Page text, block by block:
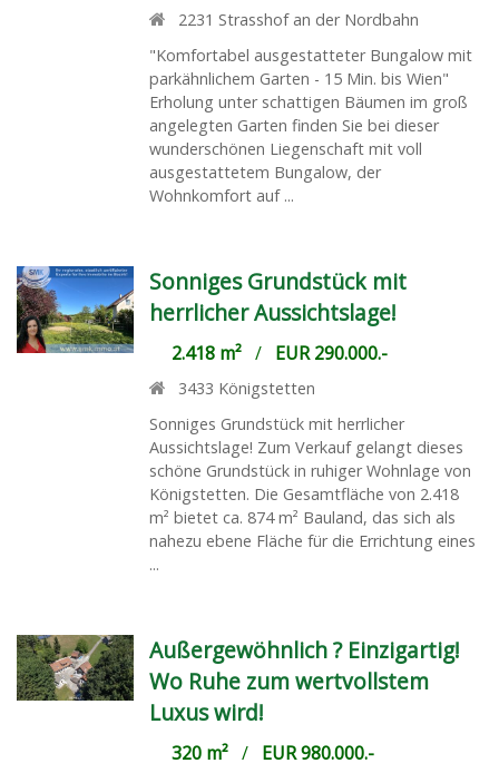
2231 Strasshof an der Nordbahn
"Komfortabel ausgestatteter Bungalow mit
parkähnlichem Garten - 15 Min. bis Wien"
Erholung unter schattigen Bäumen im groß
angelegten Garten finden Sie bei dieser
wunderschönen Liegenschaft mit voll
ausgestattetem Bungalow, der
Wohnkomfort auf ...
Sonniges Grundstück mit
herrlicher Aussichtslage!
2.418 m²/ EUR 290.000.-
3433 Königstetten
Sonniges Grundstück mit herrlicher
Aussichtslage! Zum Verkauf gelangt dieses
schöne Grundstück in ruhiger Wohnlage von
Königstetten. Die Gesamtfläche von 2.418
m² bietet ca. 874 m² Bauland, das sich als
nahezu ebene Fläche für die Errichtung eines
...
Außergewöhnlich ? Einzigartig!
Wo Ruhe zum wertvollstem
Luxus wird!
320 m²/ EUR 980.000.-